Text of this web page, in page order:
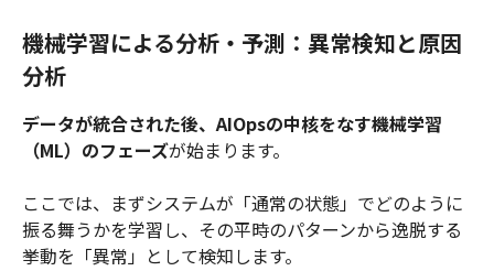
機械学習による分析・予測：異常検知と原因
分析
データが統合された後、AIOpsの中核をなす機械学習
（ML）のフェーズが始まります。
ここでは、まずシステムが「通常の状態」でどのように
振る舞うかを学習し、その平時のパターンから逸脱する
挙動を「異常」として検知します。